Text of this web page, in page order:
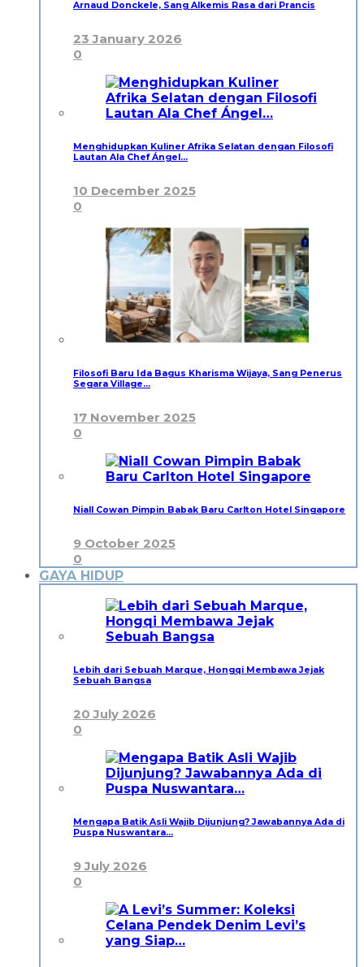
Arnaud Donckele, Sang Alkemis Rasa dari Prancis
23 January 2026
0
Menghidupkan Kuliner Afrika Selatan dengan Filosofi
Lautan Ala Chef Ángel…
10 December 2025
0
Filosofi Baru Ida Bagus Kharisma Wijaya, Sang Penerus
Segara Village…
17 November 2025
0
Niall Cowan Pimpin Babak Baru Carlton Hotel Singapore
9 October 2025
0
GAYA HIDUP
Lebih dari Sebuah Marque, Hongqi Membawa Jejak
Sebuah Bangsa
20 July 2026
0
Mengapa Batik Asli Wajib Dijunjung? Jawabannya Ada di
Puspa Nuswantara…
9 July 2026
0